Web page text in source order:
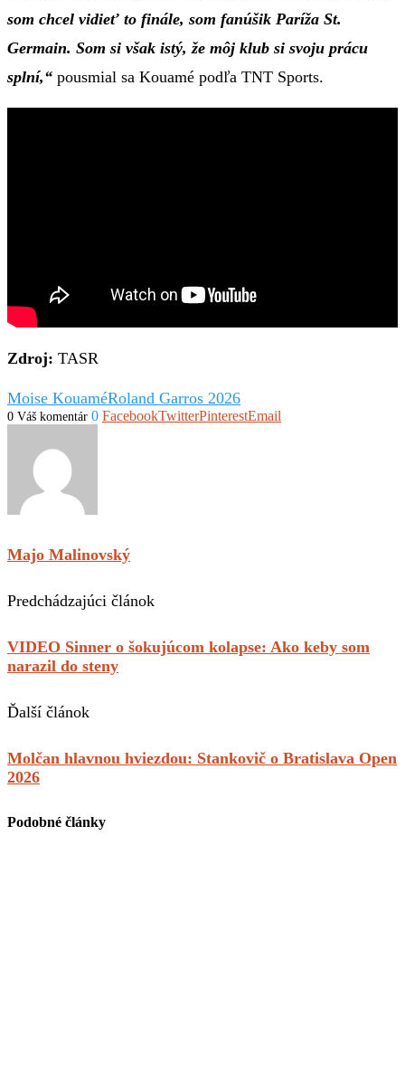
som chcel vidieť to finále, som fanúšik Paríža St.
Germain. Som si však istý, že môj klub si svoju prácu
splní,“ pousmial sa Kouamé podľa TNT Sports.
Zdroj: TASR
Moise KouaméRoland Garros 2026
0 Váš komentár 0 FacebookTwitterPinterestEmail
Majo Malinovský
Predchádzajúci článok
VIDEO Sinner o šokujúcom kolapse: Ako keby som
narazil do steny
Ďalší článok
Molčan hlavnou hviezdou: Stankovič o Bratislava Open
2026
Podobné články